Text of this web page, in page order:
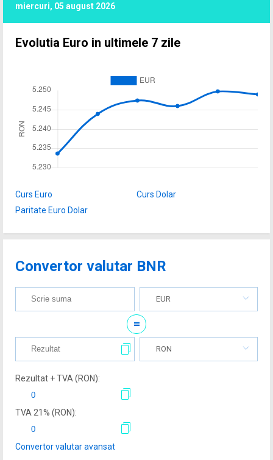
miercuri, 05 august 2026
Evolutia Euro in ultimele 7 zile
Curs Euro
Curs Dolar
Paritate Euro Dolar
Convertor valutar BNR
EUR
=
RON
Rezultat + TVA (RON):
TVA 21% (RON):
Convertor valutar avansat